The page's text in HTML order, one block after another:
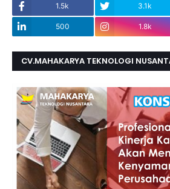
1.5k 3.1k
500 1.8k
CV.MAHAKARYA TEKNOLOGI